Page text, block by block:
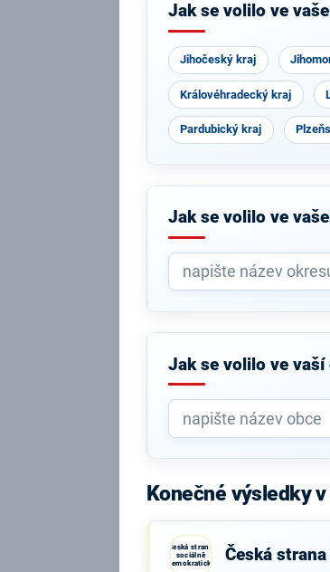
Jak se volilo ve
Jihočeský kraj
Královéhradecký kraj
Pardubický kraj
Jak se volilo ve
Jak se volilo ve vaší
Konečné výsledky
Česká strana
sociálně
demokratická
Česká